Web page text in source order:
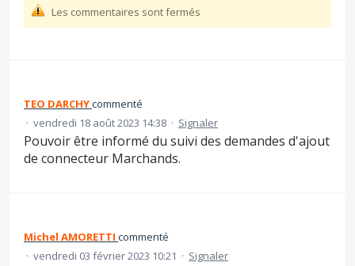
Les commentaires sont fermés
TEO DARCHYcommenté
· vendredi 18 août 2023 14:38 · Signaler
Pouvoir être informé du suivi des demandes d'ajout
de connecteur Marchands.
Michel AMORETTI commenté
· vendredi 03 février 2023 10:21 · Signaler